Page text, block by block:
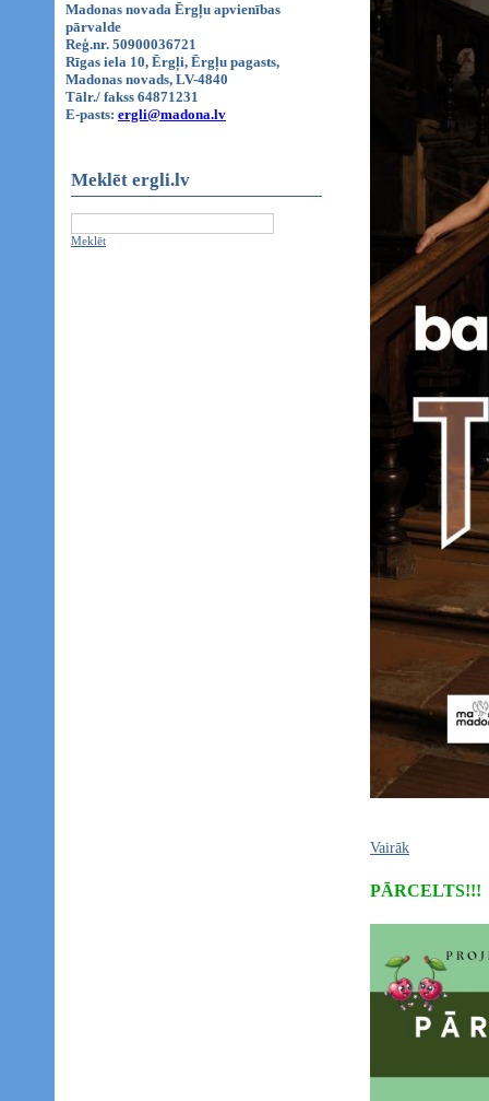
Madonas novada Ērgļu apvienības
pārvalde
Reģ.nr. 50900036721
Rīgas iela 10, Ērgļi, Ērgļu pagasts,
Madonas novads, LV-4840
Tālr./ fakss 64871231
E-pasts: ergli@madona.lv
Meklēt ergli.lv
Meklēt
Vairāk
PĀRCELTS!!!